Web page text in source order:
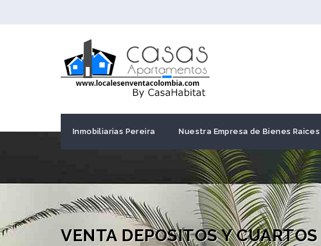
Inmobiliarias Pereira Nuestra Empresa de Bienes Raices
VENTA DEPOSITOS Y